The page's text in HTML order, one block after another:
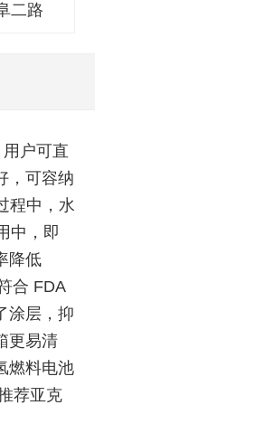
二路
户可直
，可容纳
程中，水
中，即
降低
合 FDA
涂层，抑
更易清
燃料电池
荐亚克